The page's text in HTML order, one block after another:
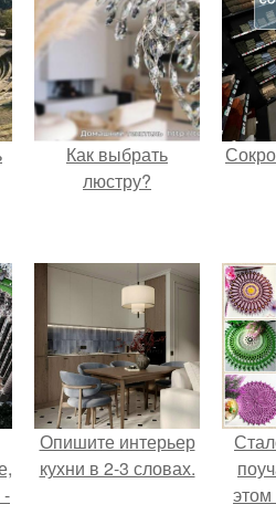
Как выбрать
люстру?
-
Опишите интерьер
кухни в 2-3 словах.